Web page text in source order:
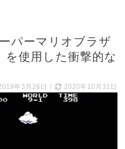
パーマリオブラザ
を使用した衝撃的な
年3月26日 / 2020年10月31日